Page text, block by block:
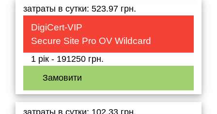
затраты в сутки: 523.97 грн.
DigiCert-VIP
Secure Site Pro OV Wildcard
1 рік - 191250 грн.
Замовити